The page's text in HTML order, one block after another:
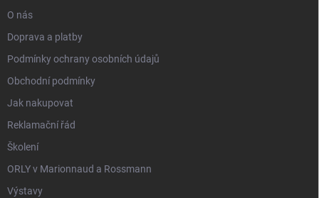
O nás
Doprava a platby
Podmínky ochrany osobních údajů
Obchodní podmínky
Jak nakupovat
Reklamační řád
Školení
ORLY v Marionnaud a Rossmann
Výstavy